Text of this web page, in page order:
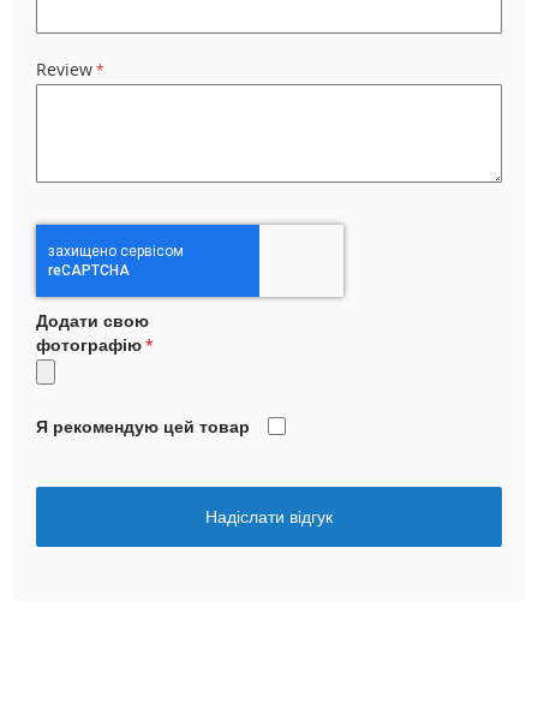
Review
Додати свою
фотографію
Я рекомендую цей товар
Надіслати відгук